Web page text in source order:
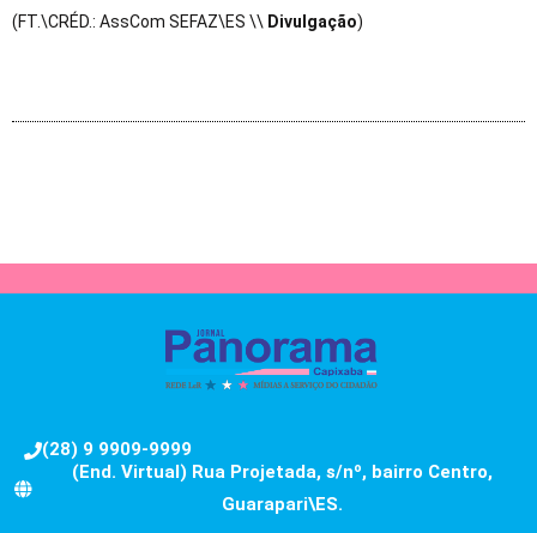
(FT.\CRÉD.: AssCom SEFAZ\ES \\ Divulgação)
(28) 9 9909-9999
(End. Virtual) Rua Projetada, s/nº, bairro Centro,
Guarapari\ES.